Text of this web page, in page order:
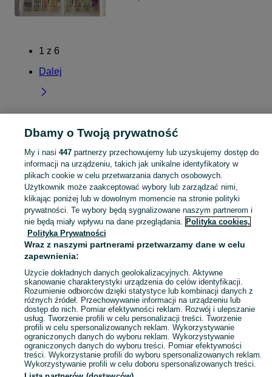
1 z 6
Dalej
Strona główna Dolnośląskie Ptaszków
KATEGORIA
Skorzystaj z największego serwisu ogłoszeniowego - Ptaszków i okolice! Kupuj to, czego pragniesz i sprzedawaj to, czego już nie potrzebujesz! Zobacz
Mapa kategorii
Mapa miejscowości
Mapa ministron
Popularne wyszukiwania
Dbamy o Twoją prywatność
My i nasi 447partnerzy przechowujemy lub uzyskujemy dostęp do
informacji na urządzeniu, takich jak unikalne identyfikatory w
plikach cookie w celu przetwarzania danych osobowych.
Użytkownik może zaakceptować wybory lub zarządzać nimi,
klikając poniżej lub w dowolnym momencie na stronie polityki
prywatności. Te wybory będą sygnalizowane naszym partnerom i
nie będą miały wpływu na dane przeglądania. Polityka cookies,
Polityka Prywatności
Wraz z naszymi partnerami przetwarzamy dane w celu
zapewnienia:
Użycie dokładnych danych geolokalizacyjnych. Aktywne
skanowanie charakterystyki urządzenia do celów identyfikacji.
Rozumienie odbiorców dzięki statystyce lub kombinacji danych z
różnych źródeł. Przechowywanie informacji na urządzeniu lub
dostęp do nich. Pomiar efektywności reklam. Rozwój i ulepszanie
usług. Tworzenie profili w celu personalizacji treści. Tworzenie
profili w celu spersonalizowanych reklam. Wykorzystywanie
ograniczonych danych do wyboru reklam. Wykorzystywanie
ograniczonych danych do wyboru treści. Pomiar efektywności
treści. Wykorzystanie profili do wyboru spersonalizowanych reklam.
Wykorzystywanie profili w celu doboru spersonalizowanych treści.